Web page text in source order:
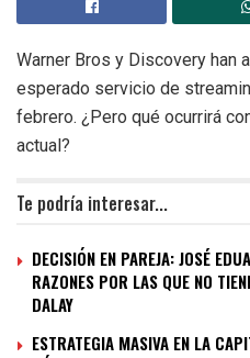
Warner Bros y Discovery han
esperado servicio de
febrero. ¿Pero qué ocurrirá
actual?
Te podría interesar...
DECISIÓN EN PAREJA: JOSÉ
RAZONES POR LAS QUE NO
DALAY
ESTRATEGIA MASIVA EN LA